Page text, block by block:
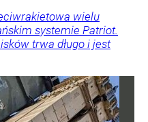
wielu
systemie Patriot.
trwa długo i jest